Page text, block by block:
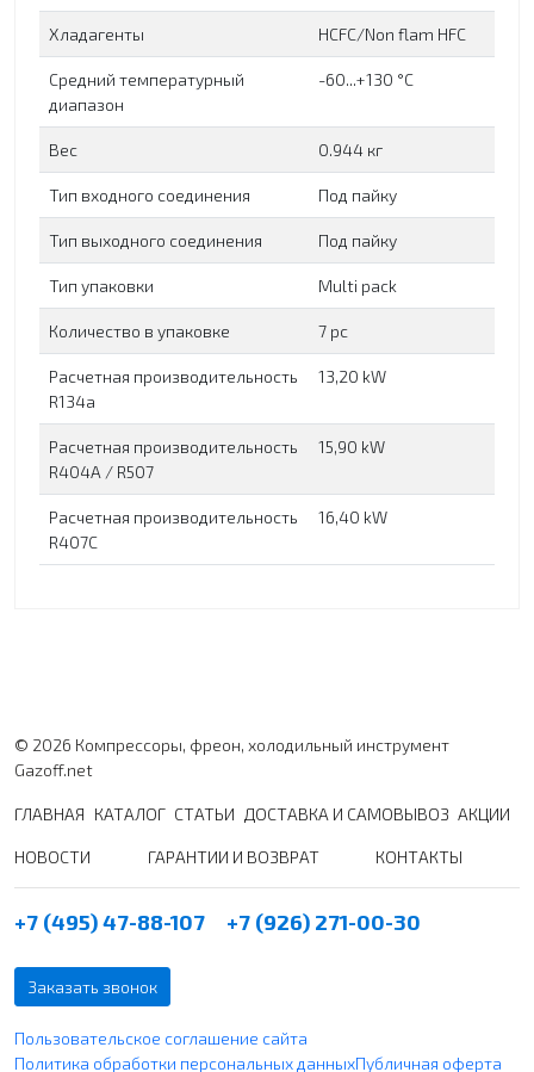
Хладагенты HCFC/Non flam HFC
Средний температурный
диапазон
-60...+130 °C
Вес 0.944 кг
Тип входного соединения Под пайку
Тип выходного соединения Под пайку
Тип упаковки Multi pack
Количество в упаковке 7 рс
Расчетная производительность
R134a
13,20 kW
Расчетная производительность
R404A / R507
15,90 kW
Расчетная производительность
R407C
16,40 kW
© 2026 Компрессоры, фреон, холодильный инструмент
Gazoff.net
ГЛАВНАЯ КАТАЛОГ СТАТЬИ ДОСТАВКА И САМОВЫВОЗ АКЦИИ
НОВОСТИ ГАРАНТИИ И ВОЗВРАТ КОНТАКТЫ
+7 (495) 47-88-107 +7 (926) 271-00-30
Заказать звонок
Пользовательское соглашение сайта
Политика обработки персональных данныхПубличная оферта